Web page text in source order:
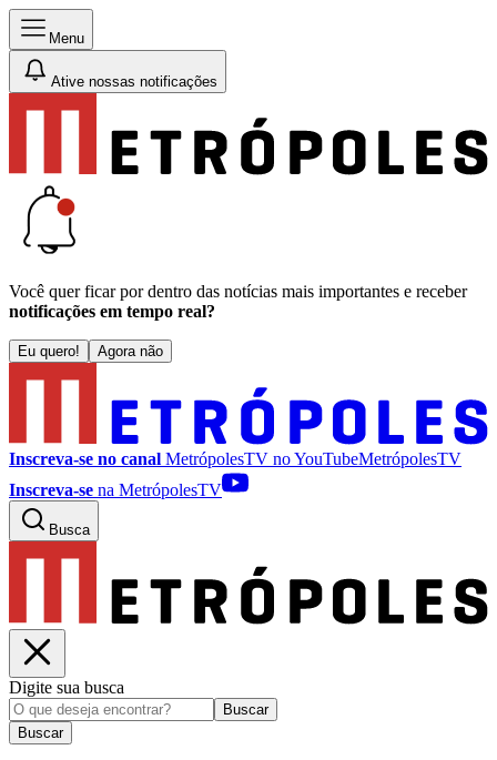
Menu
Ative nossas notificações
Você quer ficar por dentro das notícias mais importantes e receber
notificações em tempo real?
Eu quero! Agora não
Inscreva-se no canal MetrópolesTV noYouTubeMetrópolesTV
Inscreva-se na MetrópolesTV
Busca
Digite sua busca
Buscar
Buscar